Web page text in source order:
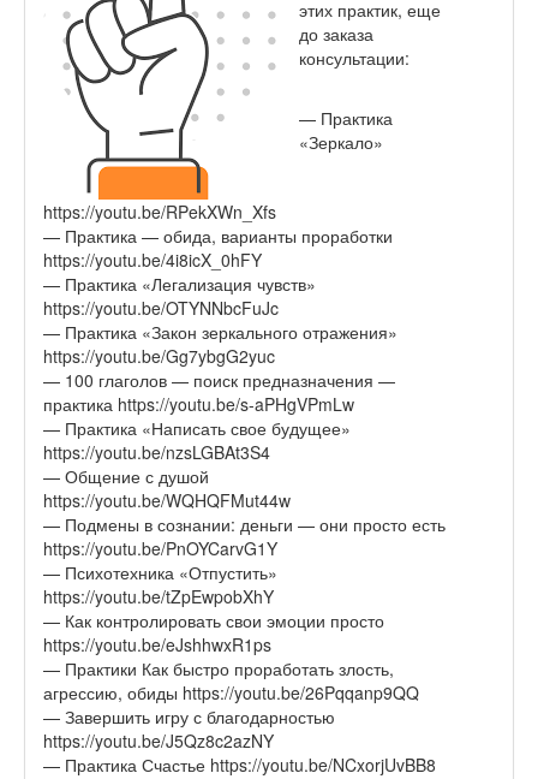
этих практик, еще
до заказа
консультации:
— Практика
«Зеркало»
https://youtu.be/RPekXWn_Xfs
— Практика — обида, варианты проработки
https://youtu.be/4i8icX_0hFY
— Практика «Легализация чувств»
https://youtu.be/OTYNNbcFuJc
— Практика «Закон зеркального отражения»
https://youtu.be/Gg7ybgG2yuc
— 100 глаголов — поиск предназначения —
практика https://youtu.be/s-aPHgVPmLw
— Практика «Написать свое будущее»
https://youtu.be/nzsLGBAt3S4
— Общение с душой
https://youtu.be/WQHQFMut44w
— Подмены в сознании: деньги — они просто есть
https://youtu.be/PnOYCarvG1Y
— Психотехника «Отпустить»
https://youtu.be/tZpEwpobXhY
— Как контролировать свои эмоции просто
https://youtu.be/eJshhwxR1ps
— Практики Как быстро проработать злость,
агрессию, обиды https://youtu.be/26Pqqanp9QQ
— Завершить игру с благодарностью
https://youtu.be/J5Qz8c2azNY
— Практика Счастье https://youtu.be/NCxorjUvBB8